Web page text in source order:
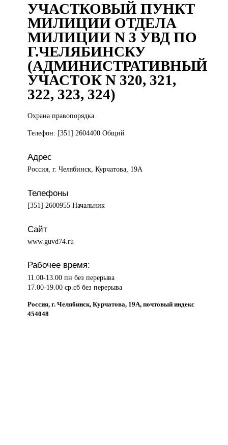
УЧАСТКОВЫЙ ПУНКТ
МИЛИЦИИ ОТДЕЛА
МИЛИЦИИ N 3 УВД ПО
Г.ЧЕЛЯБИНСКУ
(АДМИНИСТРАТИВНЫЙ
УЧАСТОК N 320, 321,
322, 323, 324)
Охрана правопорядка
Телефон: [351] 2604400 Общий
Адрес
Россия, г. Челябинск, Курчатова, 19А
Телефоны
[351] 2600955 Начальник
Сайт
www.guvd74.ru
Рабочее время:
11.00-13.00 пн без перерыва
17.00-19.00 ср.сб без перерыва
Россия, г. Челябинск, Курчатова, 19А, почтовый индекс
454048